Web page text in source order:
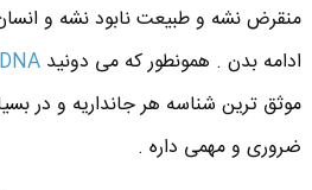
منقرض نشه و طبیعت نابود نشه و
ادامه بدن . همونطور که می دونید DNA
موثق ترین شناسه هر جانداریه و در
ضروری و مهمی داره .